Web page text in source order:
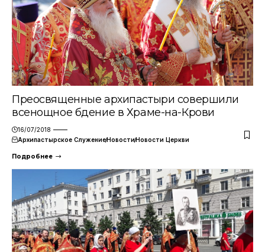
Преосвященные архипастыри совершили
всенощное бдение в Храме-на-Крови
16/07/2018
Архипастырское СлужениеНовостиНовости Церкви
Подробнее